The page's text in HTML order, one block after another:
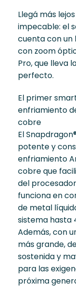
Llegá más
impecable: el
cuenta con
con zoom
Pro, que lleva
perfecto.
El primer
enfriamiento
cobre
El
potente y
enfriamiento
cobre que
del
funciona en
de metal
sistema hasta
Además, con
más grande,
sostenida y
para las
próxima